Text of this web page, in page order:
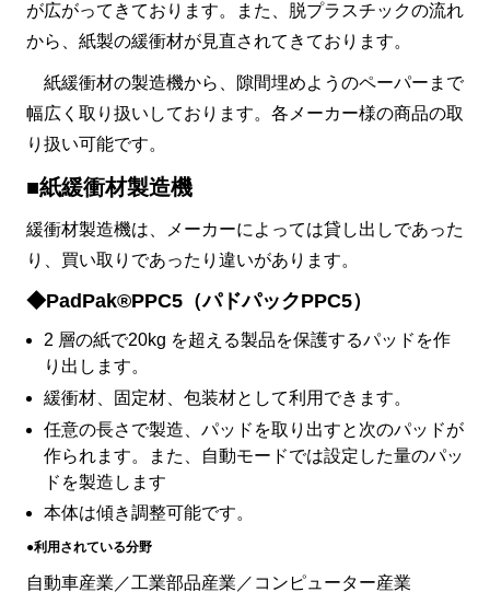
が広がってきております。また、脱プラスチックの流れ
から、紙製の緩衝材が見直されてきております。
紙緩衝材の製造機から、隙間埋めようのペーパーまで
幅広く取り扱いしております。各メーカー様の商品の取
り扱い可能です。
■紙緩衝材製造機
緩衝材製造機は、メーカーによっては貸し出しであった
り、買い取りであったり違いがあります。
◆PadPak®PPC5（パドパックPPC5）
2 層の紙で20kg を超える製品を保護するパッドを作
り出します。
緩衝材、固定材、包装材として利用できます。
任意の長さで製造、パッドを取り出すと次のパッドが
作られます。また、自動モードでは設定した量のパッ
ドを製造します
本体は傾き調整可能です。
●利用されている分野
自動車産業／工業部品産業／コンピューター産業